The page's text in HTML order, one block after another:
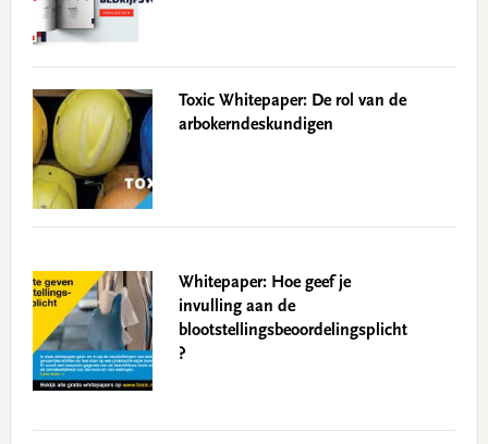
Toxic Whitepaper: De rol van de
arbokerndeskundigen
Whitepaper: Hoe geef je
invulling aan de
blootstellingsbeoordelingsplicht
?